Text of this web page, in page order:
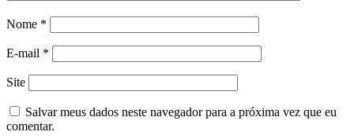
Nome *
E-mail *
Site
Salvar meus dados neste navegador para a próxima vez que eu
comentar.